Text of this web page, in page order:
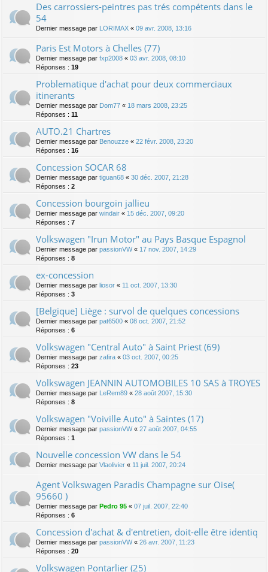
Des carrossiers-peintres pas trés compétents dans le
54
Dernier message par LORIMAX « 09 avr. 2008, 13:16
Paris Est Motors à Chelles (77)
Dernier message par fxp2008 « 03 avr. 2008, 08:10
Réponses : 19
Problematique d'achat pour deux commerciaux
itinerants
Dernier message par Dom77 « 18 mars 2008, 23:25
Réponses : 11
AUTO.21 Chartres
Dernier message par Benouzze « 22 févr. 2008, 23:20
Réponses : 16
Concession SOCAR 68
Dernier message par tiguan68 « 30 déc. 2007, 21:28
Réponses : 2
Concession bourgoin jallieu
Dernier message par windair « 15 déc. 2007, 09:20
Réponses : 7
Volkswagen "Irun Motor" au Pays Basque Espagnol
Dernier message par passionVW« 17 nov. 2007, 14:29
Réponses : 8
ex-concession
Dernier message par liosor « 11 oct. 2007, 13:30
Réponses : 3
[Belgique] Liège : survol de quelques concessions
Dernier message par pat6500 « 08 oct. 2007, 21:52
Réponses : 6
Volkswagen "Central Auto" à Saint Priest (69)
Dernier message par zafira « 03 oct. 2007, 00:25
Réponses : 23
Volkswagen JEANNIN AUTOMOBILES 10 SAS à TROYES
Dernier message par LeRem89 « 28 août 2007, 15:30
Réponses : 8
Volkswagen "Voiville Auto" à Saintes (17)
Dernier message par passionVW« 27 août 2007, 04:55
Réponses : 1
Nouvelle concession VW dans le 54
Dernier message par Vlaolivier « 11 juil. 2007, 20:24
Agent Volkswagen Paradis Champagne sur Oise(
95660 )
Dernier message par Pedro 95 « 07 juil. 2007, 22:40
Réponses : 6
Concession d'achat & d'entretien, doit-elle être identiq
Dernier message par passionVW« 26 avr. 2007, 11:23
Réponses : 20
Volkswagen Pontarlier (25)